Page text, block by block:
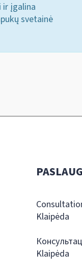
ir įgalina
svetainė
Klaipėda
Klaipėda